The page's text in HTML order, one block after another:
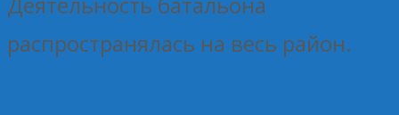
распространялась на весь район.